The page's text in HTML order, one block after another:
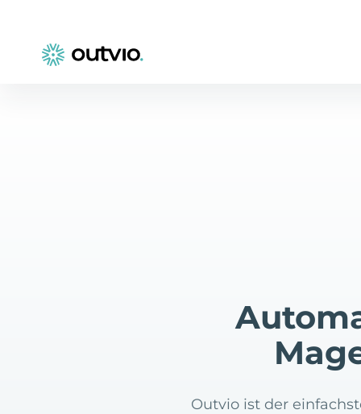
Outvio ist der